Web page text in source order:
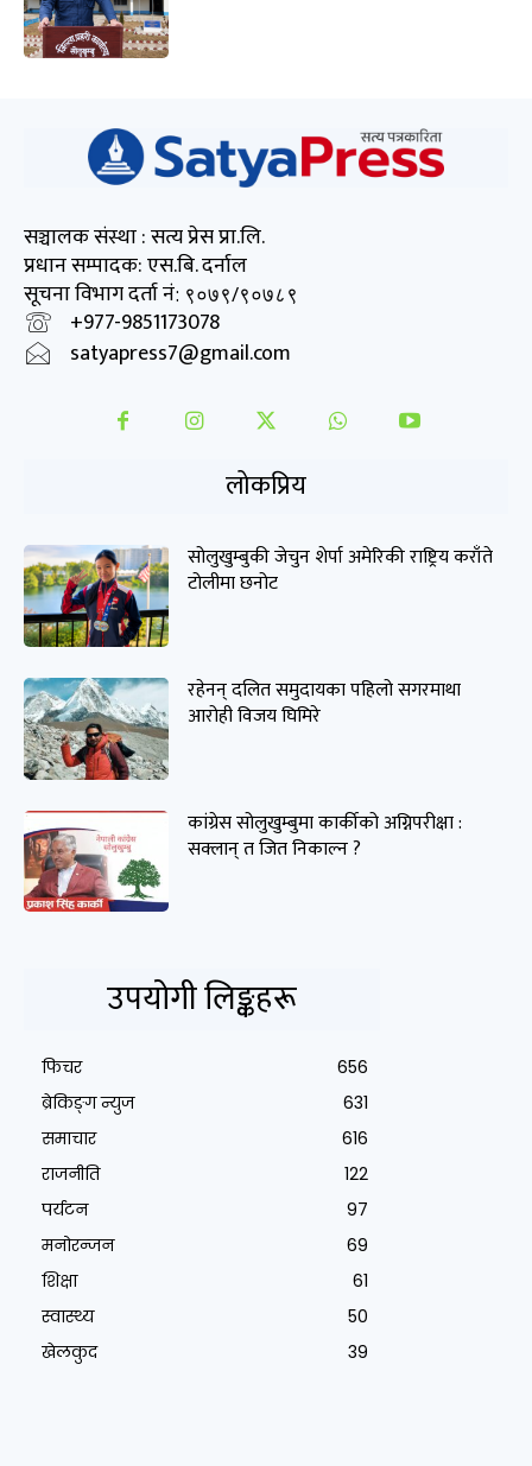
सञ्चालक संस्था : सत्य प्रेस प्रा.लि.
प्रधान सम्पादक: एस.बि. दर्नाल
सूचना विभाग दर्ता नं: ९०७९/९०७८९
+977-9851173078
satyapress7@gmail.com
लोकप्रिय
सोलुखुम्बुकी जेचुन शेर्पा अमेरिकी राष्ट्रिय कराँते
टोलीमा छनोट
रहेनन् दलित समुदायका पहिलो सगरमाथा
आरोही विजय घिमिरे
कांग्रेस सोलुखुम्बुमा कार्कीको अग्निपरीक्षा :
सक्लान् त जित निकाल्न ?
उपयोगी लिङ्कहरू
फिचर
656
ब्रेकिङ्ग न्युज
631
समाचार
616
राजनीति
122
पर्यटन
97
मनोरन्जन
69
शिक्षा
61
स्वास्थ्य
50
खेलकुद
39